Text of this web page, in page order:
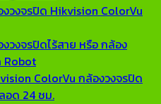
งวงจรปิด Hikvision ColorVu
วงจรปิดไร้สาย หรือ กล้อง
Robot
ColorVu กล้องวงจรปิด
อด 24 ชม.